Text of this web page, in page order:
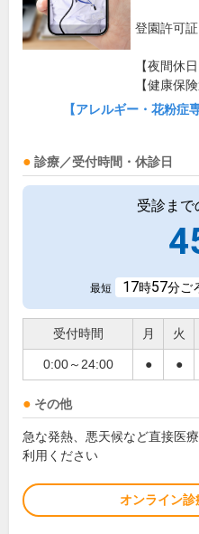
登園許可
【夜間休
【健康保
【アレルギー・花粉症
診療／受付時間・休診日
受診まで
最短 17時57分ご
受付時間 月 火
0:00～24:00 ● ●
その他
急な発熱、悪天候など直接医
利用ください
オンライン診